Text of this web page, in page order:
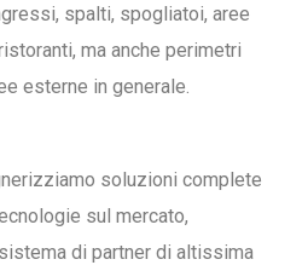
spalti, spogliatoi, aree
ma anche perimetri
esterne in generale.
soluzioni complete
sul mercato,
di partner di altissima